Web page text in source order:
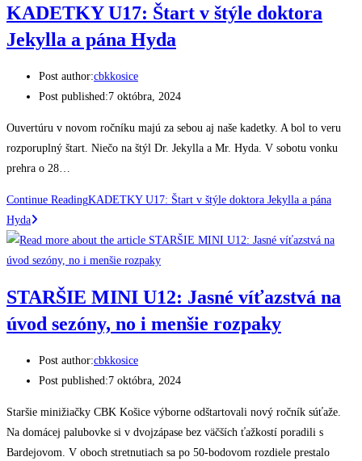
KADETKY U17: Štart v štýle doktora
Jekylla a pána Hyda
Post author:cbkkosice
Post published:7 októbra, 2024
Ouvertúru v novom ročníku majú za sebou aj naše kadetky. A bol to veru
rozporuplný štart. Niečo na štýl Dr. Jekylla a Mr. Hyda. V sobotu vonku
prehra o 28…
Continue ReadingKADETKY U17: Štart v štýle doktora Jekylla a pána
Hyda
STARŠIE MINI U12: Jasné víťazstvá na
úvod sezóny, no i menšie rozpaky
Post author:cbkkosice
Post published:7 októbra, 2024
Staršie minižiačky CBK Košice výborne odštartovali nový ročník súťaže.
Na domácej palubovke si v dvojzápase bez väčších ťažkostí poradili s
Bardejovom. V oboch stretnutiach sa po 50-bodovom rozdiele prestalo